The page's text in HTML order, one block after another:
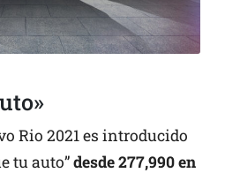
Rio 2021 es introducido
tu auto”desde 277,990 en